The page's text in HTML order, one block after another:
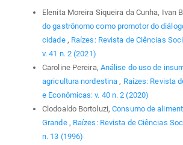
Elenita Moreira Siqueira da Cunha, Ivan
do gastrônomo como promotor do
cidade , Raízes: Revista de Ciências
v. 41 n. 2 (2021)
Caroline Pereira, Análise do uso de
agricultura nordestina, Raízes: Revista
e Econômicas: v. 40 n. 2 (2020)
Clodoaldo Bortoluzi,Consumo de
Grande , Raízes: Revista de Ciências
n. 13 (1996)